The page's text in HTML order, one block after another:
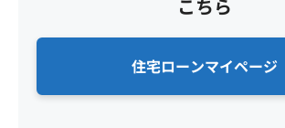
こちら
住宅ローンマイページ